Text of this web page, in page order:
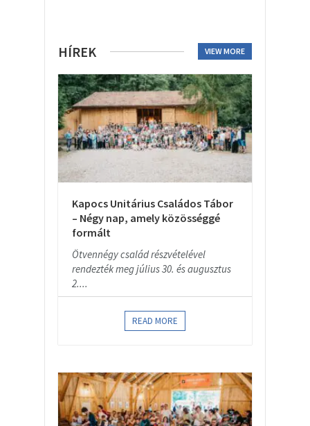
HÍREK VIEW MORE
Kapocs Unitárius Családos Tábor
– Négy nap, amely közösséggé
formált
Ötvennégy család részvételével
rendezték meg július 30. és augusztus
2....
READ MORE